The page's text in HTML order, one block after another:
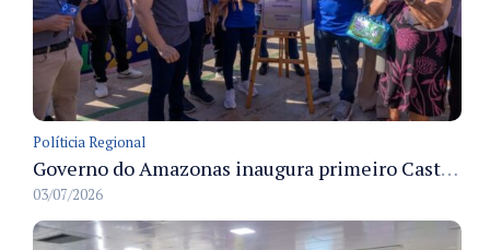
Políticia Regional
Governo do Amazonas inaugura primeiro Castramóvel Fluvial para atendimento veterinário às comunidades ribeirinhas e castração gratuita
03/07/2026